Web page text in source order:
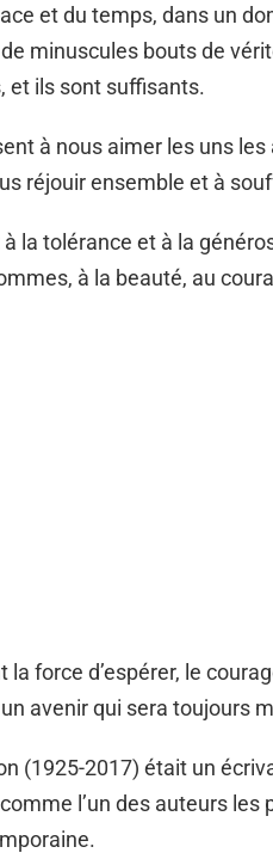
et du temps, dans un
minuscules bouts de
et ils sont suffisants.
à nous aimer les uns
réjouir ensemble et à
la tolérance et à la
à la beauté, au
la force d’espérer, le
avenir qui sera toujours
(1925-2017) était un
l’un des auteurs